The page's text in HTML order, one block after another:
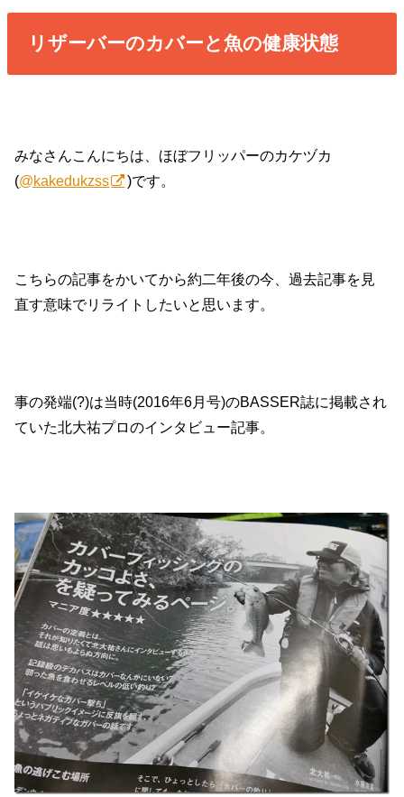
リザーバーのカバーと魚の健康状態
みなさんこんにちは、ほぼフリッパーのカケヅカ
(@kakedukzss )です。
こちらの記事をかいてから約二年後の今、過去記事を見
直す意味でリライトしたいと思います。
事の発端(?)は当時(2016年6月号)のBASSER誌に掲載され
ていた北大祐プロのインタビュー記事。